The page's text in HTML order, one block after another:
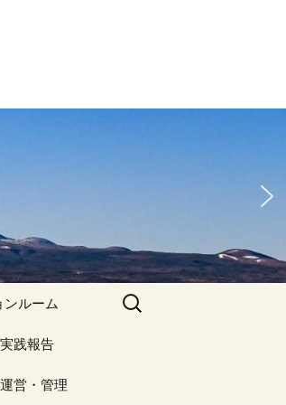
ンルーム
）践報告
１）
運営・管理
検
索: